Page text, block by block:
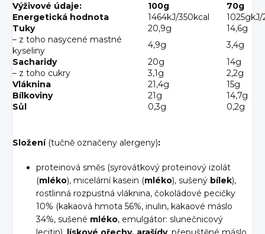
Výživové údaje: 100g
70g
Energetická hodnota
1464kJ/350kcal
1025gkJ/
Tuky
20,9g
14,6g
– z toho nasycené mastné
kyseliny
4,9g
3,4g
Sacharidy
20g
14g
– z toho cukry
3,1g
2,2g
Vláknina
21,4g
15g
Bílkoviny
21g
14,7g
Sůl
0,3g 0,2g
Složení (tučně označeny alergeny):
proteinová směs (syrovátkový proteinový izolát
(mléko), micelární kasein (mléko), sušený bílek),
rostlinná rozpustná vláknina, čokoládové pecičky
10% (kakaová hmota 56%, inulin, kakaové máslo
34%, sušené mléko, emulgátor: slunečnicový